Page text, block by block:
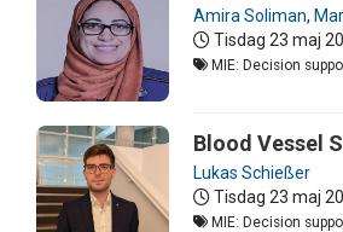
Amira Soliman,
Tisdag 23 maj
MIE: Decision
Blood Vessel
Lukas Schießer
Tisdag 23 maj
MIE: Decision